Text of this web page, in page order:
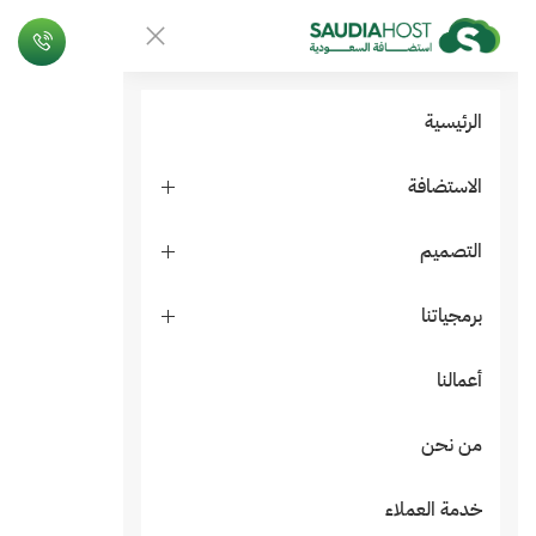
الرئيسية
الاستضافة
التصميم
برمجياتنا
أعمالنا
من نحن
خدمة العملاء